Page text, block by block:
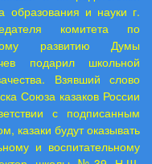
образования и науки г.
комитета по
развитию Думы
подарил школьной
Взявший слово
Союза казаков России
с подписанным
казаки будут оказывать
и воспитательному